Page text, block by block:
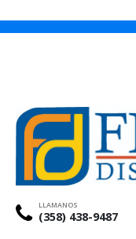
LLAMANOS
(358) 438-9487